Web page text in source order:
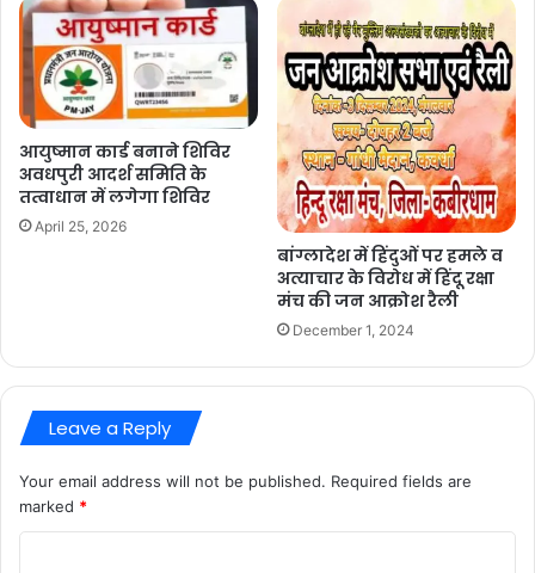
आयुष्मान कार्ड बनाने शिविर
अवधपुरी आदर्श समिति के
तत्वाधान में लगेगा शिविर
April 25, 2026
बांग्लादेश में हिंदुओं पर हमले व
अत्याचार के विरोध में हिंदू रक्षा
मंच की जन आक्रोश रैली
December 1, 2024
Leave a Reply
Your email address will not be published. Required fields are
marked *